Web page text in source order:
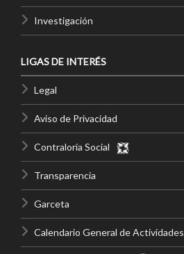
Investigación
LIGAS DE INTERÉS
Legal
Aviso de Privacidad
Contraloría Social
Transparencia
Garceta
Calendario General de Actividades